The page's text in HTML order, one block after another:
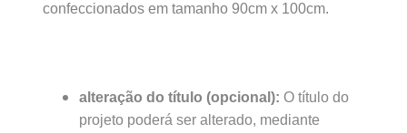
confeccionados em tamanho 90cm x 100cm.
alteração do título (opcional): O título do
projeto poderá ser alterado, mediante